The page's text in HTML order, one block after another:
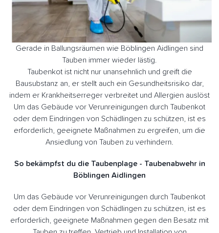
Gerade in Ballungsräumen wie Böblingen Aidlingen sind
Tauben immer wieder lästig.
Taubenkot ist nicht nur unansehnlich und greift die
Bausubstanz an, er stellt auch ein Gesundheitsrisiko dar,
indem er Krankheitserreger verbreitet und Allergien auslöst
Um das Gebäude vor Verunreinigungen durch Taubenkot
oder dem Eindringen von Schädlingen zu schützen, ist es
erforderlich, geeignete Maßnahmen zu ergreifen, um die
Ansiedlung von Tauben zu verhindern.
So bekämpfst du die Taubenplage - Taubenabwehr in
Böblingen Aidlingen
Um das Gebäude vor Verunreinigungen durch Taubenkot
oder dem Eindringen von Schädlingen zu schützen, ist es
erforderlich, geeignete Maßnahmen gegen den Besatz mit